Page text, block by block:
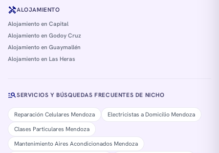
handymanALOJAMIENTO
Alojamiento en Capital
Alojamiento en Godoy Cruz
Alojamiento en Guaymallén
Alojamiento en Las Heras
manage_searchSERVICIOS Y BÚSQUEDAS FRECUENTES DE NICHO
Reparación Celulares Mendoza
Electricistas a Domicilio Mendoza
Clases Particulares Mendoza
Mantenimiento Aires Acondicionados Mendoza